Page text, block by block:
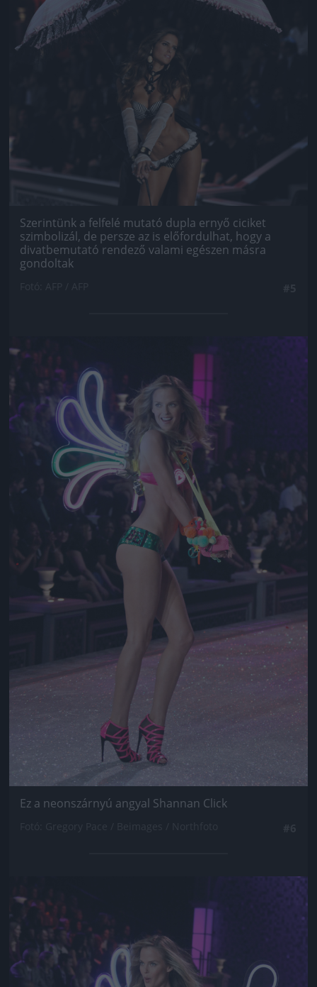
Szerintünk a felfelé mutató dupla ernyő ciciket
szimbolizál, de persze az is előfordulhat, hogy a
divatbemutató rendező valami egészen másra
gondoltak
Jön még kép!
Ez a neonszárnyú angyal Shannan Click